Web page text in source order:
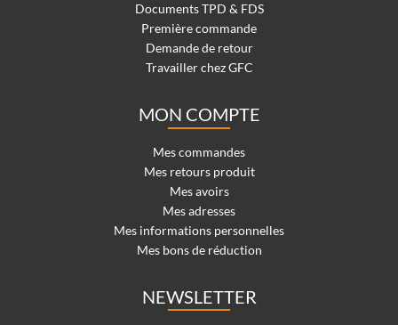
Documents TPD & FDS
Première commande
Demande de retour
Travailler chez GFC
MON COMPTE
Mes commandes
Mes retours produit
Mes avoirs
Mes adresses
Mes informations personnelles
Mes bons de réduction
NEWSLETTER